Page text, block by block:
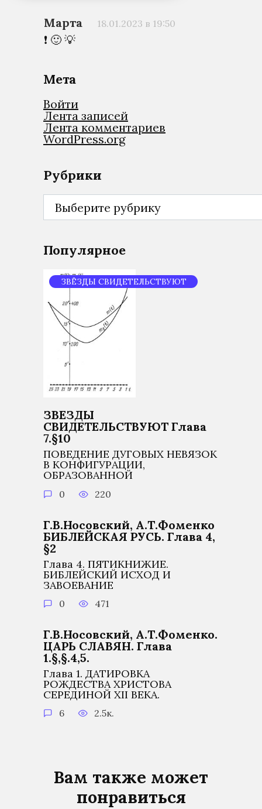
Марта 18.01.2023 в 19:50
❗ 🙂 💡
Мета
Войти
Лента записей
Лента комментариев
WordPress.org
Рубрики
Рубрики
Популярное
ЗВЁЗДЫ СВИДЕТЕЛЬСТВУЮТ
ЗВЕЗДЫ
СВИДЕТЕЛЬСТВУЮТ Глава
7.§10
ПОВЕДЕНИЕ ДУГОВЫХ НЕВЯЗОК
В КОНФИГУРАЦИИ,
ОБРАЗОВАННОЙ
0 220
Г.В.Носовский, А.Т.Фоменко
БИБЛЕЙСКАЯ РУСЬ. Глава 4,
§2
Глава 4. ПЯТИКНИЖИЕ.
БИБЛЕЙСКИЙ ИСХОД И
ЗАВОЕВАНИЕ
0 471
Г.В.Носовский, А.Т.Фоменко.
ЦАРЬ СЛАВЯН. Глава
1.§,§.4,5.
Глава 1. ДАТИРОВКА
РОЖДЕСТВА ХРИСТОВА
СЕРЕДИНОЙ XII ВЕКА.
6 2.5к.
Вам также может
понравиться